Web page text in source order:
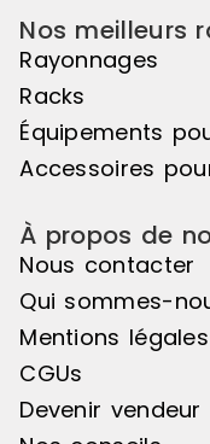
Nos meilleurs
Rayonnages
Racks
Équipements
Accessoires
À propos de
Nous contacter
Qui sommes-
Mentions légales
CGUs
Devenir vendeur